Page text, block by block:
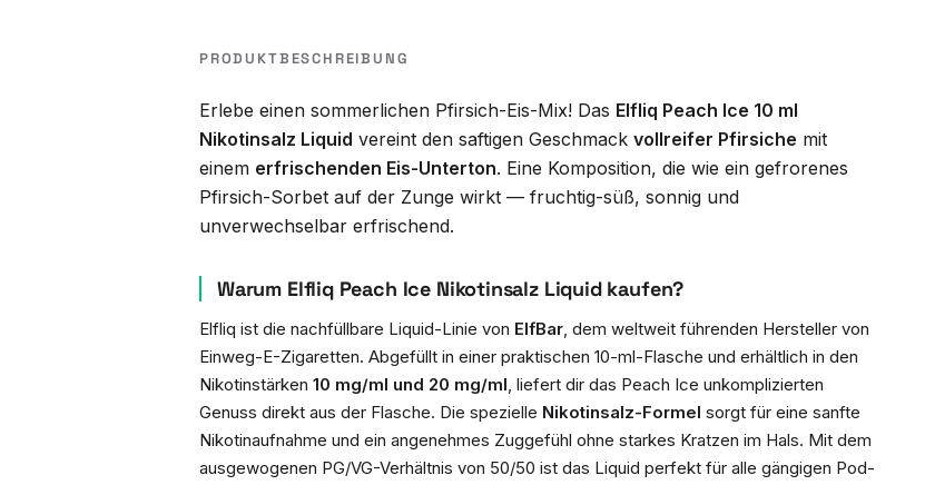
PRODUKTBESCHREIBUNG
Erlebe einen sommerlichen Pfirsich-Eis-Mix! Das Elfliq Peach Ice 10 ml
Nikotinsalz Liquid vereint den saftigen Geschmack vollreifer Pfirsiche mit
einem erfrischenden Eis-Unterton. Eine Komposition, die wie ein gefrorenes
Pfirsich-Sorbet auf der Zunge wirkt — fruchtig-süß, sonnig und
unverwechselbar erfrischend.
Warum Elfliq Peach Ice Nikotinsalz Liquid kaufen?
Elfliq ist die nachfüllbare Liquid-Linie von ElfBar , dem weltweit führenden Hersteller von
Einweg-E-Zigaretten. Abgefüllt in einer praktischen 10-ml-Flasche und erhältlich in den
Nikotinstärken 10 mg/ml und 20 mg/ml , liefert dir das Peach Ice unkomplizierten
Genuss direkt aus der Flasche. Die spezielle Nikotinsalz-Formel sorgt für eine sanfte
Nikotinaufnahme und ein angenehmes Zuggefühl ohne starkes Kratzen im Hals. Mit dem
ausgewogenen PG/VG-Verhältnis von 50/50 ist das Liquid perfekt für alle gängigen Pod-